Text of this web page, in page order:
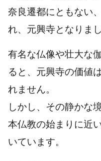
奈良遷都にともない
れ、元興寺となりまし
有名な仏像や壮大な
ると、元興寺の価値
れません。
しかし、その静かな
本仏教の始まりに近
いています。